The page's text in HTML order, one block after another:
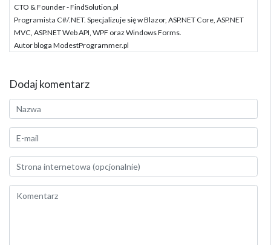
CTO & Founder - FindSolution.pl
Programista C#/.NET. Specjalizuje się w Blazor, ASP.NET Core, ASP.NET
MVC, ASP.NET Web API, WPF oraz Windows Forms.
Autor bloga ModestProgrammer.pl
Dodaj komentarz